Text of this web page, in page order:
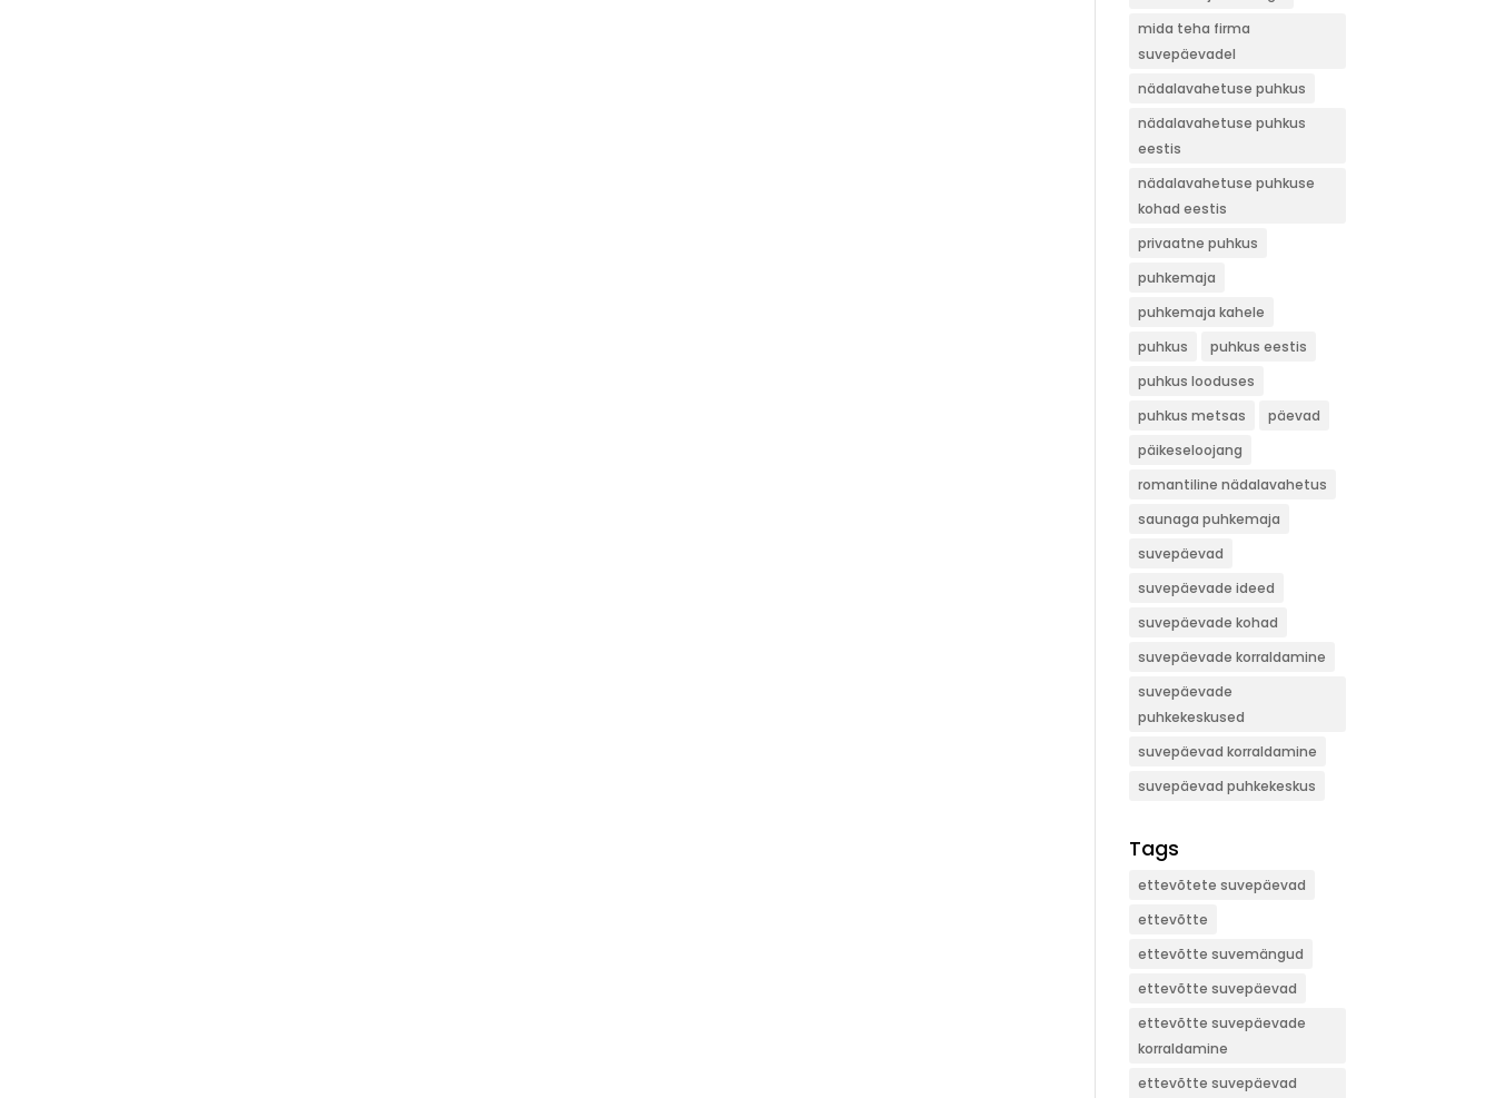
mida teha firma
suvepäevadel
nädalavahetuse puhkus
nädalavahetuse puhkus
eestis
nädalavahetuse puhkuse
kohad eestis
privaatne puhkus
puhkemaja
puhkemaja kahele
puhkus
puhkus eestis
puhkus looduses
puhkus metsas
päevad
päikeseloojang
romantiline nädalavahetus
saunaga puhkemaja
suvepäevad
suvepäevade ideed
suvepäevade kohad
suvepäevade korraldamine
suvepäevade
puhkekeskused
suvepäevad korraldamine
suvepäevad puhkekeskus
Tags
ettevõtete suvepäevad
ettevõtte
ettevõtte suvemängud
ettevõtte suvepäevad
ettevõtte suvepäevade
korraldamine
ettevõtte suvepäevad